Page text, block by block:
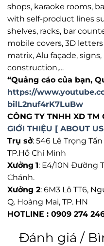
shops, karaoke rooms,
with self-product lines
shelves, racks, bar
mobile covers, 3D
matrix, Alu façade,
construction,…
“Quảng cáo của bạn,
https://
bilL2nuf4rK7LuBw
CÔNG TY TNHH XD TM
GIỚI THIỆU [ ABOUT
Trụ sở: 546 Lê Trọng
TP.Hồ Chí Minh
Xưởng 1: E4/10N Đường
Chánh.
Xưởng 2: 6M3 Lô TT6,
Q. Hoàng Mai, TP. HN
HOTLINE : 0909 274
Đánh giá /